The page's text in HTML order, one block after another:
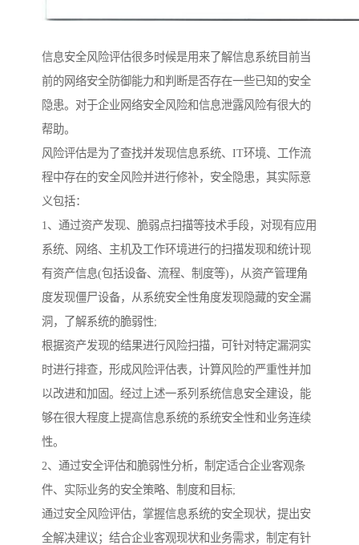
信息安全风险评估很多时候是用来了解信息系统目前当
前的网络安全防御能力和判断是否存在一些已知的安全
隐患。对于企业网络安全风险和信息泄露风险有很大的
帮助。
风险评估是为了查找并发现信息系统、IT环境、工作流
程中存在的安全风险并进行修补，安全隐患，其实际意
义包括：
1、通过资产发现、脆弱点扫描等技术手段，对现有应用
系统、网络、主机及工作环境进行的扫描发现和统计现
有资产信息(包括设备、流程、制度等)，从资产管理角
度发现僵尸设备，从系统安全性角度发现隐藏的安全漏
洞，了解系统的脆弱性;
根据资产发现的结果进行风险扫描，可针对特定漏洞实
时进行排查，形成风险评估表，计算风险的严重性并加
以改进和加固。经过上述一系列系统信息安全建设，能
够在很大程度上提高信息系统的系统安全性和业务连续
性。
2、通过安全评估和脆弱性分析，制定适合企业客观条
件、实际业务的安全策略、制度和目标;
通过安全风险评估，掌握信息系统的安全现状，提出安
全解决建议；结合企业客观现状和业务需求，制定有针